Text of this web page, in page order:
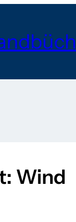
Wind